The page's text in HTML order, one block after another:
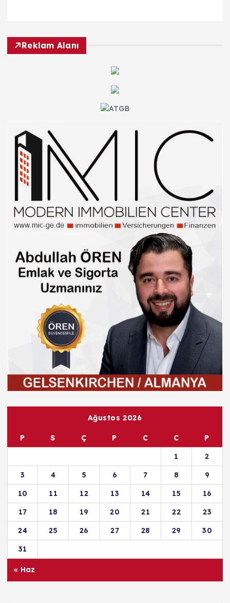
Reklam Alanı
Ağustos 2026
P S Ç P C C
P
1
2
3
4 5 6 7 8
9
10
11 12 13 14 15
16
17
18 19 20 21 22
23
24
25 26 27 28 29
30
31
« Haz